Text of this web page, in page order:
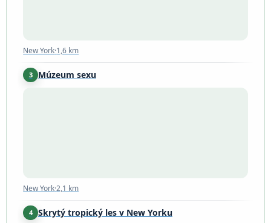
New York·1,6 km
3 Múzeum sexu
New York·2,1 km
4 Skrytý tropický les v New Yorku